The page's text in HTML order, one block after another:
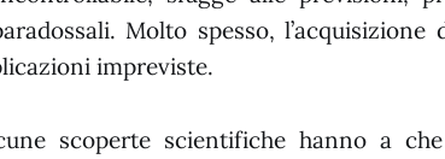
Molto spesso,
impreviste.
scoperte scientifiche hanno a